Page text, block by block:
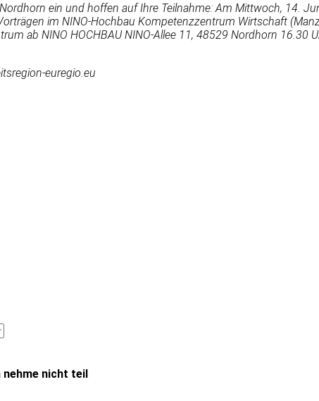
ein und hoffen auf Ihre Teilnahme: Am Mittwoch, 14.
im NINO-Hochbau Kompetenzzentrum Wirtschaft
ab NINO HOCHBAU NINO-Allee 11, 48529 Nordhorn 16.30
euregio.eu
nehme nicht teil